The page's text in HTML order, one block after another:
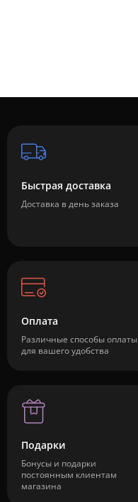
Быстрая доставка
Доставка в день заказа
Оплата
Различные способы оплаты
для вашего удобства
Подарки
Бонусы и подарки
постоянным клиентам
магазина